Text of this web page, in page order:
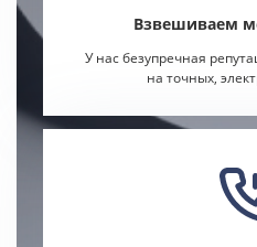
Взвешиваем
У нас безупречная
на точных,